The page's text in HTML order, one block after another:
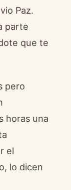
Paz.
parte
que te
pero
horas una
el
lo dicen